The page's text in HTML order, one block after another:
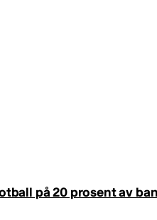
på 20 prosent av